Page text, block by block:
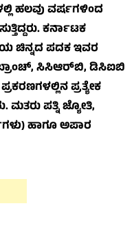
ಹಲವು ವರ್ಷಗಳಿಂದ
ಕರ್ನಾಟಕ
ಚಿನ್ನದ ಪದಕ ಇವರ
ಸಿಸಿಆರ್‌ಬಿ, ಡಿಸಿಐಬಿ
ಪ್ರತ್ಯೇಕ
ಮತರು ಪತ್ನಿ ಜ್ಯೋತಿ,
ಹಾಗೂ ಅಪಾರ